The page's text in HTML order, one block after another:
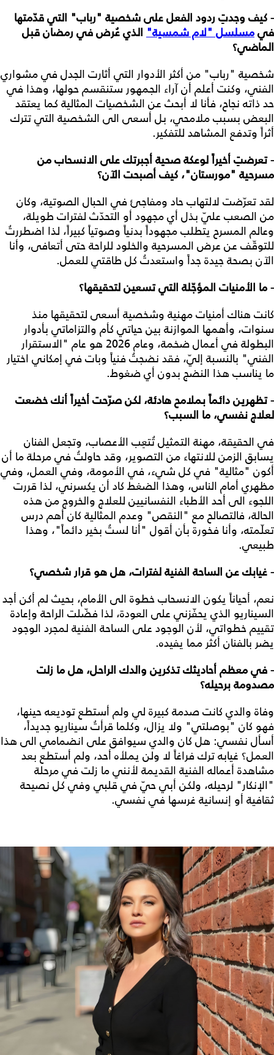
- كيف وجدتِ ردود الفعل على شخصية "رباب" التي قدّمتها
فيمسلسل "لام شمسية" الذي عُرض في رمضان قبل
الماضي؟
شخصية "رباب" من أكثر الأدوار التي أثارت الجدل في مشواري
الفني، وكنت أعلم أن آراء الجمهور ستنقسم حولها، وهذا في
حد ذاته نجاح، فأنا لا أبحث عن الشخصيات المثالية كما يعتقد
البعض بسبب ملامحي، بل أسعى الى الشخصية التي تترك
أثراً وتدفع المشاهد للتفكير.
- تعرضتِ أخيراً لوعكة صحية أجبرتك على الانسحاب من
مسرحية "مورستان"، كيف أصبحت الآن؟
لقد تعرّضت لالتهاب حاد ومفاجئ في الحبال الصوتية، وكان
من الصعب عليّ بذل أي مجهود أو التحدّث لفترات طويلة،
وعالم المسرح يتطلب مجهوداً بدنياً وصوتياً كبيراً، لذا اضطررتُ
للتوقّف عن عرض المسرحية والخلود للراحة حتى أتعافى، وأنا
الآن بصحة جيدة جداً واستعدتُ كل طاقتي للعمل.
- ما الأمنيات المؤجّلة التي تسعين لتحقيقها؟
كانت هناك أمنيات مهنية وشخصية أسعى لتحقيقها منذ
سنوات، وأهمها الموازنة بين حياتي كأم والتزاماتي بأدوار
البطولة في أعمال ضخمة، وعام 2026 هو عام "الاستقرار
الفني" بالنسبة إليّ، فقد نضجتُ فنياً وبات في إمكاني اختيار
ما يناسب هذا النضج بدون أي ضغوط.
- تظهرين دائماً بملامح هادئة، لكن صرّحت أخيراً أنك خضعت
لعلاج نفسي، ما السبب؟
في الحقيقة، مهنة التمثيل تُتعِب الأعصاب، وتجعل الفنان
يسابق الزمن للانتهاء من التصوير، وقد حاولتُ في مرحلة ما أن
أكون "مثالية" في كل شيء، في الأمومة، وفي العمل، وفي
مظهري أمام الناس، وهذا الضغط كاد أن يكسرني، لذا قررت
اللجوء الى أحد الأطباء النفسانيين للعلاج والخروج من هذه
الحالة، فالتصالح مع "النقص" وعدم المثالية كان أهم درس
تعلّمته، وأنا فخورة بأن أقول "أنا لستُ بخير دائماً"، وهذا
طبيعي.
- غيابك عن الساحة الفنية لفترات، هل هو قرار شخصي؟
نعم، أحياناً يكون الانسحاب خطوة الى الأمام، بحيث لم أكن أجد
السيناريو الذي يحفّزني على العودة، لذا فضّلت الراحة وإعادة
تقييم خطواتي، لأن الوجود على الساحة الفنية لمجرد الوجود
يضر بالفنان أكثر مما يفيده.
- في معظم أحاديثك تذكرين والدك الراحل، هل ما زلت
مصدومة برحيله؟
وفاة والدي كانت صدمة كبيرة لي ولم أستطع توديعه حينها،
فهو كان "بوصلتي" ولا يزال، وكلما قرأتُ سيناريو جديداً،
أسأل نفسي: هل كان والدي سيوافق على انضمامي الى هذا
العمل؟ غيابه ترك فراغاً لا ولن يملأه أحد، ولم أستطع بعد
مشاهدة أعماله الفنية القديمة لأنني ما زلت في مرحلة
"الإنكار" لرحيله، ولكن أبي حيّ في قلبي وفي كل نصيحة
ثقافية أو إنسانية غرسها في نفسي.